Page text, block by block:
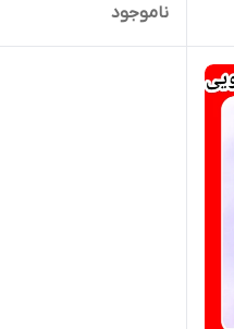
ناموجود